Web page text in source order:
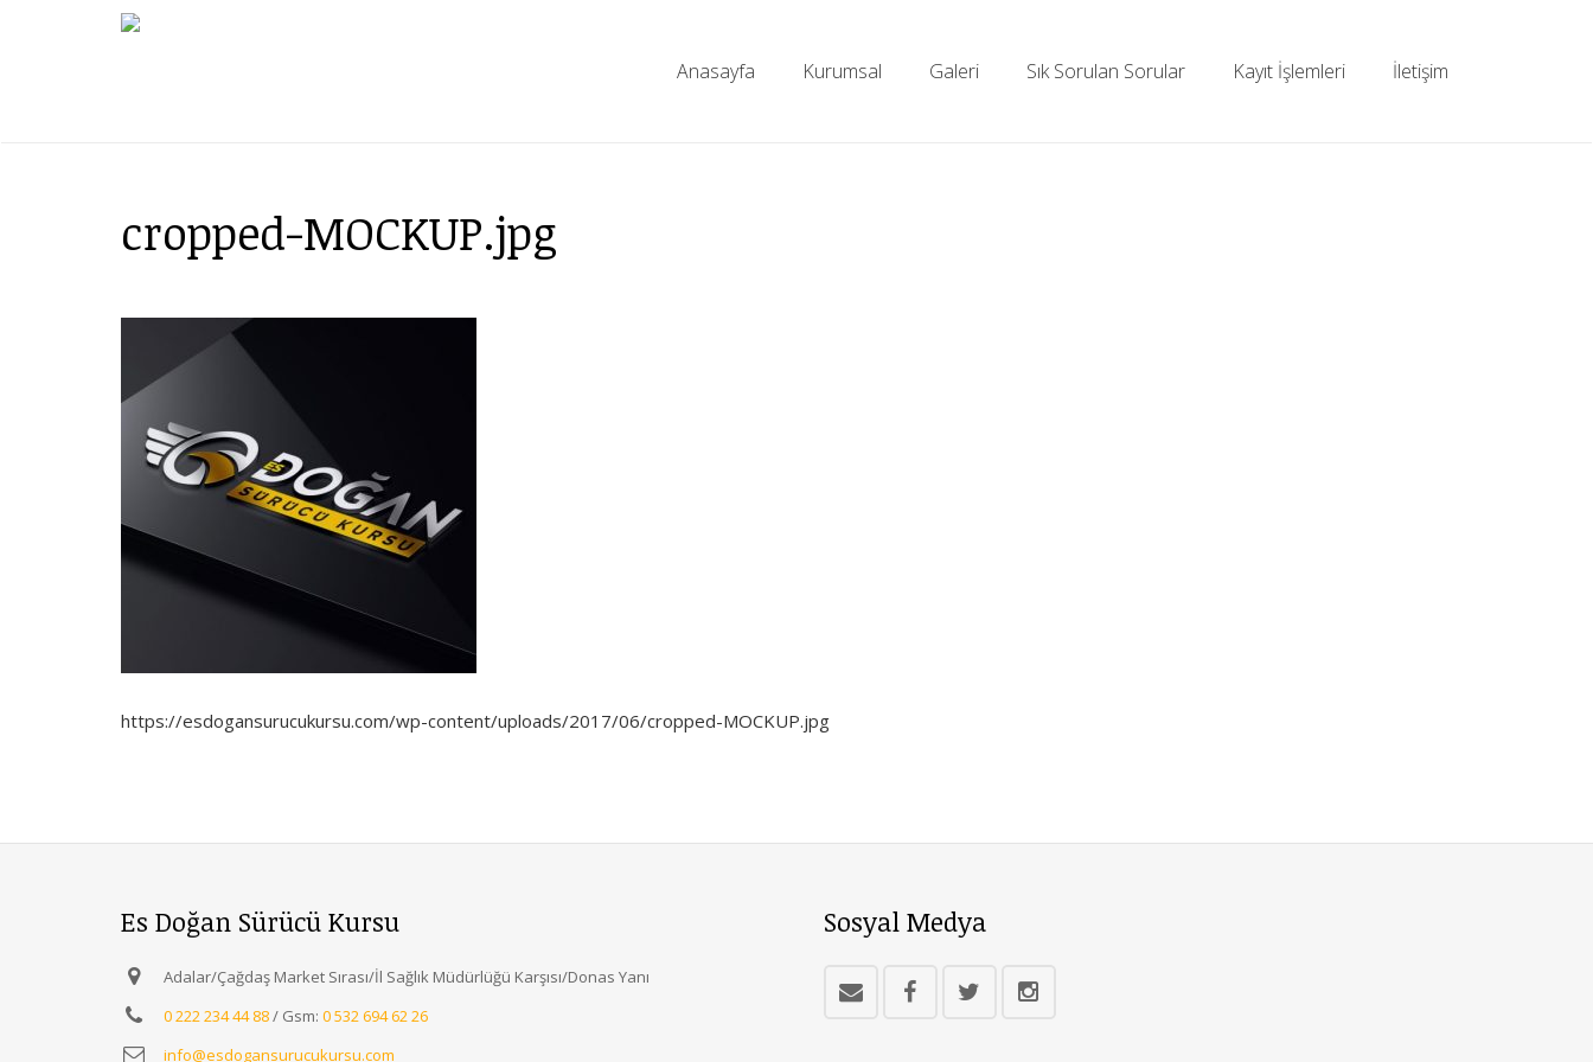
Anasayfa Kurumsal Galeri Sık Sorulan Sorular Kayıt İşlemleri İletişim
cropped-MOCKUP.jpg
https://esdogansurucukursu.com/wp-content/uploads/2017/06/cropped-MOCKUP.jpg
Es Doğan Sürücü Kursu
Adalar/Çağdaş Market Sırası/İl Sağlık Müdürlüğü Karşısı/Donas Yanı
0 222 234 44 88/ Gsm: 0 532 694 62 26
info@esdogansurucukursu.com
Sosyal Medya